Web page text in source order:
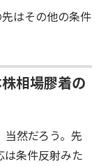
はその他の条件
相場膠着の
当然だろう。先
は条件反射みた